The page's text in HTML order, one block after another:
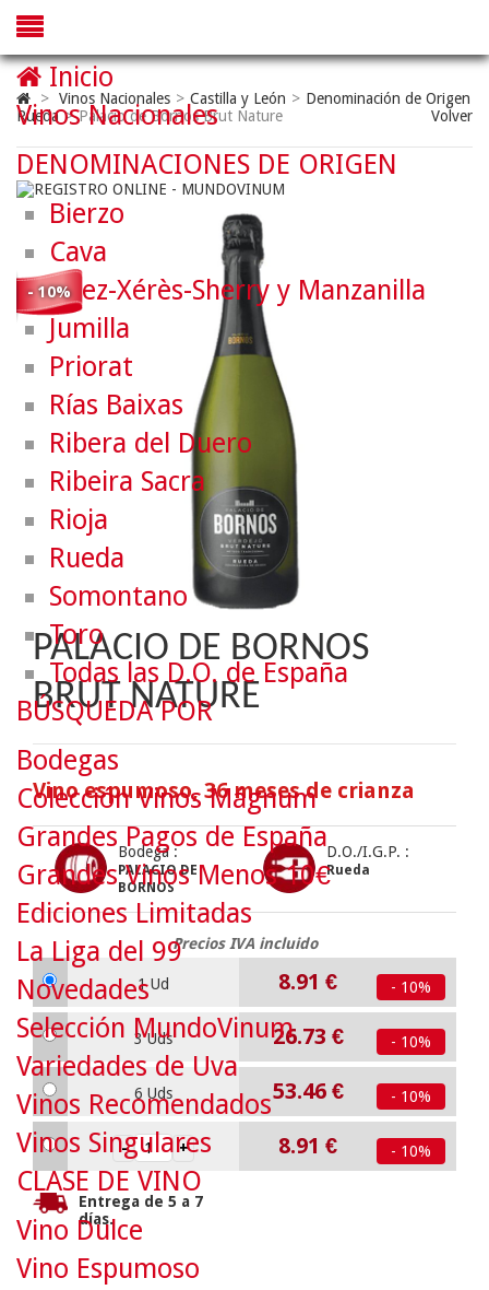
> Vinos Nacionales > Castilla y León > Denominación de Origen
Rueda > Palacio de Bornos Brut Nature Volver
- 10%
PALACIO DE BORNOS
BRUT NATURE
Vino espumoso, 36 meses de crianza
Bodega :
PALACIO DE
BORNOS
D.O./I.G.P. :
Rueda
Precios IVA incluido
1 Ud 8.91 € - 10%
3 Uds 26.73 € - 10%
6 Uds 53.46 € - 10%
8.91 € - 10%
Entrega de 5 a 7
días.
Inicio
Vinos Nacionales
DENOMINACIONES DE ORIGEN
Bierzo
Cava
Jerez-Xérès-Sherry y Manzanilla
Jumilla
Priorat
Rías Baixas
Ribera del Duero
Ribeira Sacra
Rioja
Rueda
Somontano
Toro
Todas las D.O. de España
BÚSQUEDA POR
Bodegas
Colección Vinos Mágnum
Grandes Pagos de España
Grandes Vinos Menos 10€
Ediciones Limitadas
La Liga del 99
Novedades
Selección MundoVinum
Variedades de Uva
Vinos Recomendados
Vinos Singulares
CLASE DE VINO
Vino Dulce
Vino Espumoso